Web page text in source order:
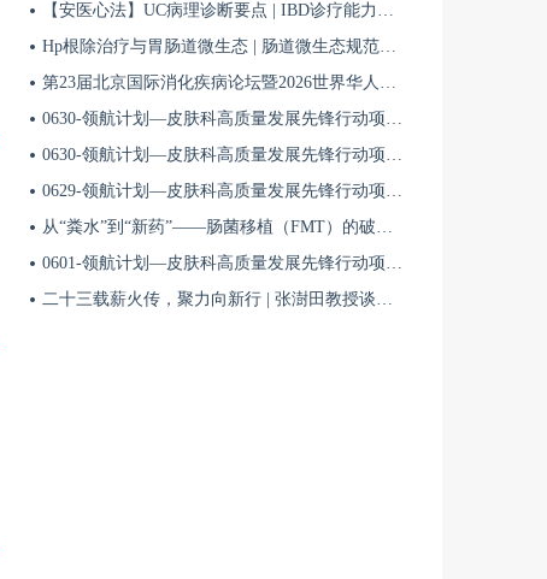
【安医心法】UC病理诊断要点 | IBD诊疗能力系统提升5
Hp根除治疗与胃肠道微生态 | 肠道微生态规范化诊疗4
第23届北京国际消化疾病论坛暨2026世界华人消化医师年会盛大开幕
0630-领航计划—皮肤科高质量发展先锋行动项目第六季第65期
0630-领航计划—皮肤科高质量发展先锋行动项目第六季第64期
0629-领航计划—皮肤科高质量发展先锋行动项目第六季第63期
从“粪水”到“新药”——肠菌移植（FMT）的破局与临床应用全景 | 肠道微生态规范化诊疗1
0601-领航计划—皮肤科高质量发展先锋行动项目第六季第42期
二十三载薪火传，聚力向新行 | 张澍田教授谈中国消化医学的传承与突破